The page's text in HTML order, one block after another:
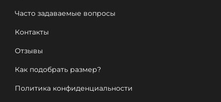
Часто задаваемые вопросы
Контакты
Отзывы
Как подобрать размер?
Политика конфиденциальности